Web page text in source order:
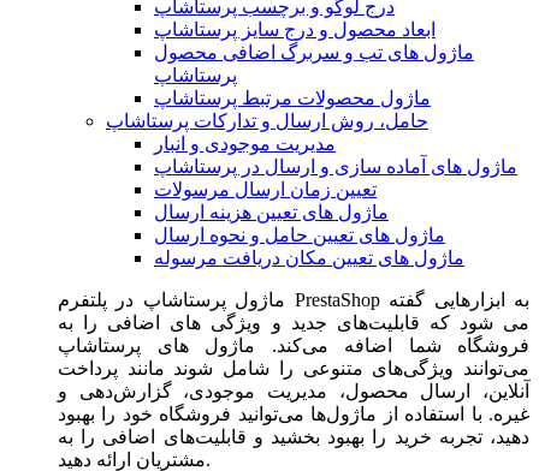
درج لوگو و برچسب پرستاشاپ
ابعاد محصول و درج سایز پرستاشاپ
ماژول های تب و سربرگ اضافی محصول
پرستاشاپ
ماژول محصولات مرتبط پرستاشاپ
حامل، روش ارسال و تدارکات پرستاشاپ
مدیریت موجودی و انبار
ماژول های آماده سازی و ارسال در پرستاشاپ
تعیین زمان ارسال مرسولات
ماژول های تعیین هزینه ارسال
ماژول های تعیین حامل و نحوه ارسال
ماژول های تعیین مکان دریافت مرسوله
ماژول‌ پرستاشاپ در پلتفرم PrestaShop به ابزارهایی گفته
می شود که قابلیت‌های جدید و ویژگی های اضافی را به
فروشگاه شما اضافه می‌کند. ماژول های پرستاشاپ
می‌توانند ویژگی‌های متنوعی را شامل شوند مانند پرداخت
آنلاین، ارسال محصول، مدیریت موجودی، گزارش‌دهی و
غیره. با استفاده از ماژول‌ها می‌توانید فروشگاه خود را بهبود
دهید، تجربه خرید را بهبود بخشید و قابلیت‌های اضافی را به
مشتریان ارائه دهید.